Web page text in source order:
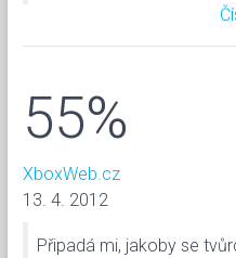
55%
XboxWeb.cz
13. 4. 2012
Připadá mi, jakoby se